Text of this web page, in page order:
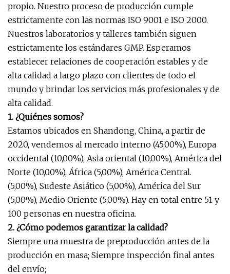
propio. Nuestro proceso de producción cumple
estrictamente con las normas ISO 9001 e ISO 2000.
Nuestros laboratorios y talleres también siguen
estrictamente los estándares GMP. Esperamos
establecer relaciones de cooperación estables y de
alta calidad a largo plazo con clientes de todo el
mundo y brindar los servicios más profesionales y de
alta calidad.
1. ¿Quiénes somos?
Estamos ubicados en Shandong, China, a partir de
2020, vendemos al mercado interno (45,00%), Europa
occidental (10,00%), Asia oriental (10,00%), América del
Norte (10,00%), África (5,00%), América Central.
(5,00%), Sudeste Asiático (5,00%), América del Sur
(5,00%), Medio Oriente (5,00%). Hay en total entre 51 y
100 personas en nuestra oficina.
2. ¿Cómo podemos garantizar la calidad?
Siempre una muestra de preproducción antes de la
producción en masa; Siempre inspección final antes
del envío;